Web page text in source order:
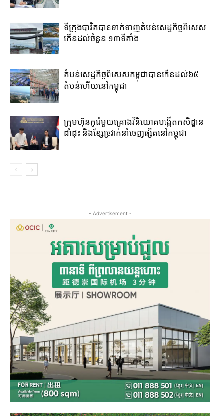
ទីក្រុងបាវិត​បាន​ទាក់​ទាញ​តំបន់​សេដ្ឋកិច្ច​ពិសេស​
កើន​ដល់​ចំនួន ១៣​ទីតាំង​
តំបន់សេដ្ឋកិច្ច​ពិសេស​កម្ពុជា​បាន​កើន​ដល់​៦៥​
តំបន់​ហើយ​នៅ​កម្ពុជា
ក្រុមហ៊ុន​កូរ៉េ​មួយគ្រោង​វិនិយោគ​បង្កើត​កសិដ្ឋាន​
ដាំដុះ​ និង​ខ្សែ​ច្រវាក់​នាំ​ចេញ​ផ្សិត​នៅ​កម្ពុជា​
- Advertisement -